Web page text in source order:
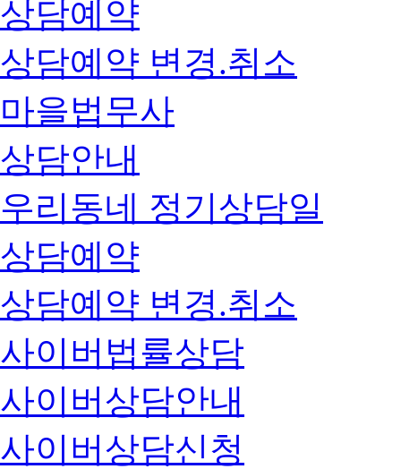
상담예약
상담예약 변경.취소
마을법무사
상담안내
우리동네 정기상담일
상담예약
상담예약 변경.취소
사이버법률상담
사이버상담안내
사이버상담신청